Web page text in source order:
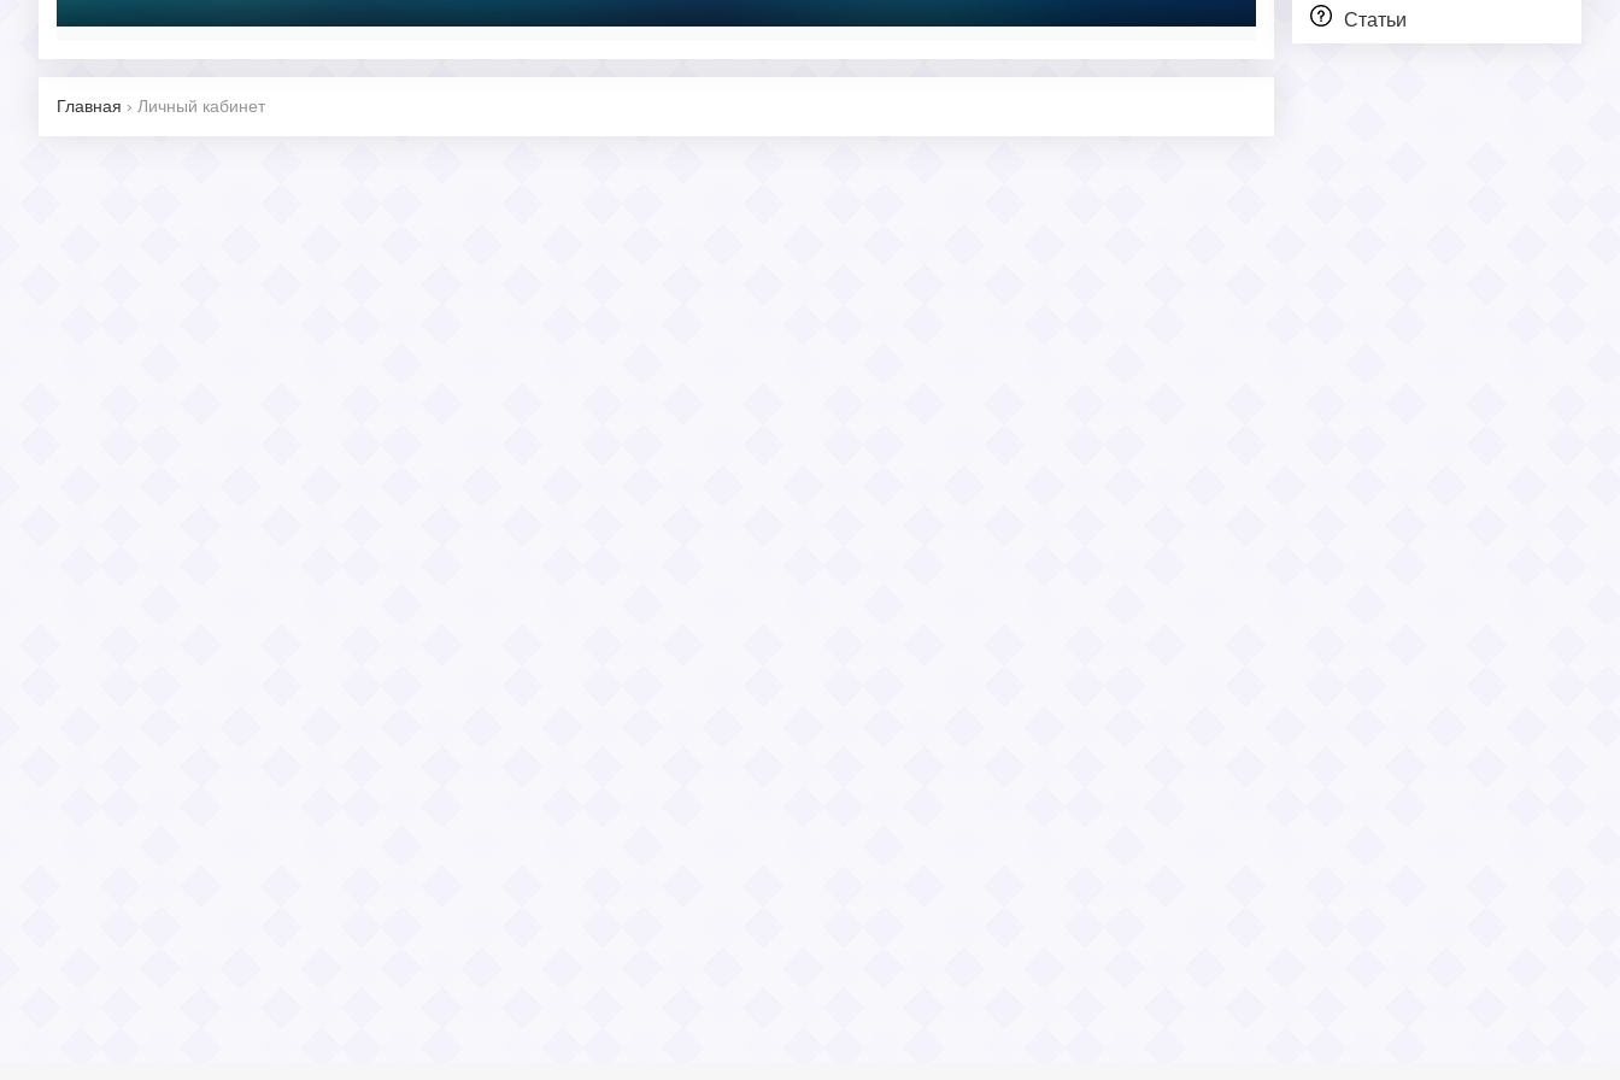
Статьи
Главная › Личный кабинет